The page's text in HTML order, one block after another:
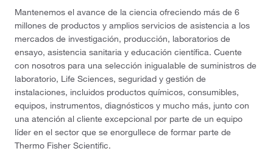
Mantenemos el avance de la ciencia ofreciendo más de 6
millones de productos y amplios servicios de asistencia a los
mercados de investigación, producción, laboratorios de
ensayo, asistencia sanitaria y educación científica. Cuente
con nosotros para una selección inigualable de suministros de
laboratorio, Life Sciences, seguridad y gestión de
instalaciones, incluidos productos químicos, consumibles,
equipos, instrumentos, diagnósticos y mucho más, junto con
una atención al cliente excepcional por parte de un equipo
líder en el sector que se enorgullece de formar parte de
Thermo Fisher Scientific.